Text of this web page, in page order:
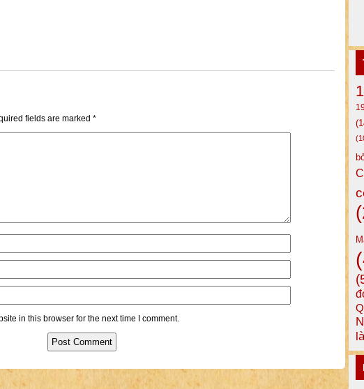
fields are marked *
in this browser for the next time I comment.